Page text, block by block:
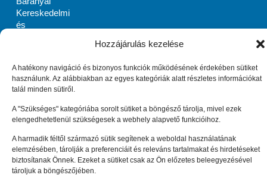
Hozzájárulás kezelése
A hatékony navigáció és bizonyos funkciók működésének érdekében sütiket
használunk. Az alábbiakban az egyes kategóriák alatt részletes információkat
talál minden sütiről.
A "Szükséges" kategóriába sorolt sütiket a böngésző tárolja, mivel ezek
elengedhetetlenül szükségesek a webhely alapvető funkcióihoz.
A harmadik féltől származó sütik segítenek a weboldal használatának
elemzésében, tárolják a preferenciáit és releváns tartalmakat és hirdetéseket
biztosítanak Önnek. Ezeket a sütiket csak az Ön előzetes beleegyezésével
tároljuk a böngészőjében.
Kereskedelmi
és
Szabolcs-
Szatmár-Bereg
Megyei
Alapítvány
Vállalkozásfejlesztési
Alapítvány
Impresszum Adatkezelési tájékoztató (EU)